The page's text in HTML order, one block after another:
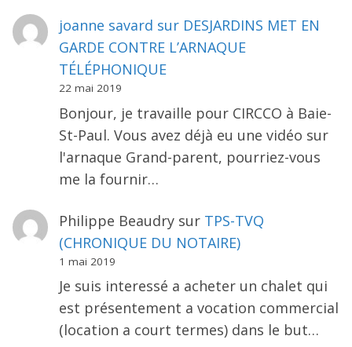
joanne savard sur DESJARDINS MET EN
GARDE CONTRE L’ARNAQUE
TÉLÉPHONIQUE
22 mai 2019
Bonjour, je travaille pour CIRCCO à Baie-
St-Paul. Vous avez déjà eu une vidéo sur
l'arnaque Grand-parent, pourriez-vous
me la fournir…
Philippe Beaudrysur TPS-TVQ
(CHRONIQUE DU NOTAIRE)
1 mai 2019
Je suis interessé a acheter un chalet qui
est présentement a vocation commercial
(location a court termes) dans le but…